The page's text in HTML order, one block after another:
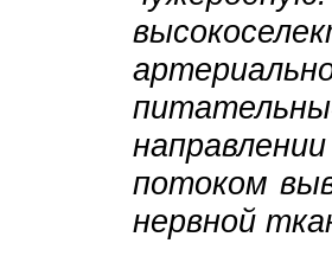
потоком
нервной